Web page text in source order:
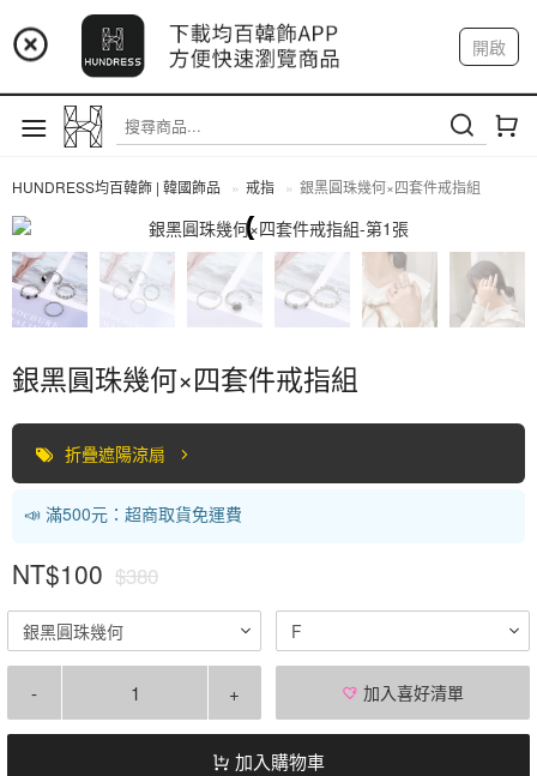
📢 市集預告：9/4-9/6 淡水捷運站
📢 市集預告：9/12-9/13 八里海巡基地
📢 市集預告：8/22-8/23 桃園青埔置地廣場
開啟
註冊 我的帳戶
HUNDRESS均百韓飾 | 韓國飾品 戒指 銀黑圓珠幾何×四套件戒指組
銀黑圓珠幾何×四套件戒指組
折疊遮陽涼扇
📣 滿500元：超商取貨免運費
NT$100 $380
銀黑圓珠幾何 F
- + 加入喜好清單
加入購物車